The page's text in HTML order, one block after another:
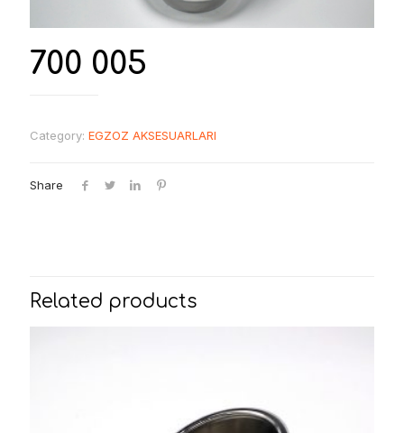
700 005
Category: EGZOZ AKSESUARLARI
Share
Related products